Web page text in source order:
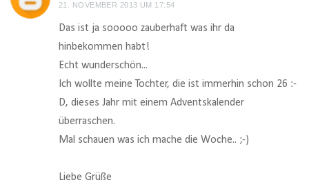
21. NOVEMBER 2013 UM 17:54
Das ist ja sooooo zauberhaft was ihr da
hinbekommen habt!
Echt wunderschön...
Ich wollte meine Tochter, die ist immerhin schon 26 :-
D, dieses Jahr mit einem Adventskalender
überraschen.
Mal schauen was ich mache die Woche.. ;-)
Liebe Grüße